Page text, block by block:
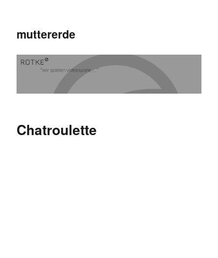
muttererde
Chatroulette